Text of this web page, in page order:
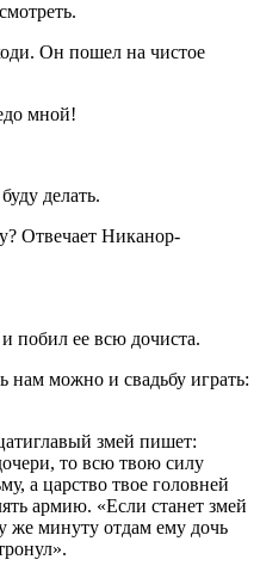
Он пошел на чистое
мной!
делать.
Отвечает Никанор-
побил ее всю дочиста.
можно и свадьбу играть:
змей пишет:
то всю твою силу
а царство твое головней
армию. «Если станет змей
же минуту отдам ему дочь